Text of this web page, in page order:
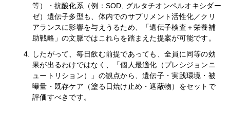
等）・抗酸化系（例：SOD, グルタチオンペルオキシダー
ゼ）遺伝子多型も、体内でのサプリメント活性化／クリ
アランスに影響を与えうるため、「遺伝子検査＋栄養補
助戦略」の文脈ではこれらを踏まえた提案が可能です。
したがって、毎日飲む前提であっても、全員に同等の効
果が出るわけではなく、「個人最適化（プレシジョンニ
ュートリション）」の観点から、遺伝子・実践環境・被
曝量・既存ケア（塗る日焼け止め・遮蔽物）をセットで
評価すべきです。